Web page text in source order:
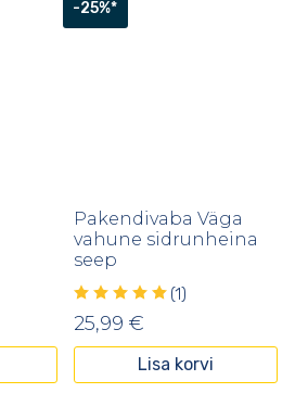
-25%*
Pakendivaba Väga
vahune sidrunheina
seep
(1)
25,99 €
Lisa korvi